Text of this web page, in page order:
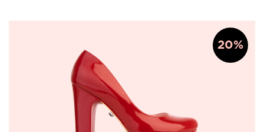
20%